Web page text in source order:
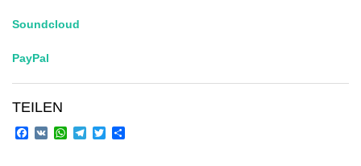
Soundcloud
PayPal
TEILEN
Facebook
VK WhatsApp
Telegram
Twitter